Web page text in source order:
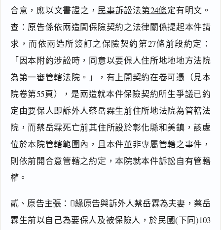
合意，應以文書證之， 民事訴訟法第24條定有明文。
查：原告係依兩造間保險契約之法律關係提起本件請
求，而依兩造所簽訂之保險契約第27條前段約定：
「因本附約涉訟時，同意以要保人住所地地地方法院
為第一審管轄法院。」，有上開契約在卷可憑（見本
院卷第55頁），是兩造就本件保險契約所生爭議已約
定由要保人即訴外人蔡岳霖生前住所地法院為管轄法
院，而蔡岳霖死亡前其住所設於彰化縣和美鎮，該處
位於本院管轄範圍內，且本件並非專屬管轄之事件，
則依前開合意管轄之約定，本院就本件訴訟自有管轄
權。
貳、原告主張：緣原告與訴外人蔡岳霖為夫妻，蔡岳
霖生前以自己為要保人及被保險人，於民國(下同)103